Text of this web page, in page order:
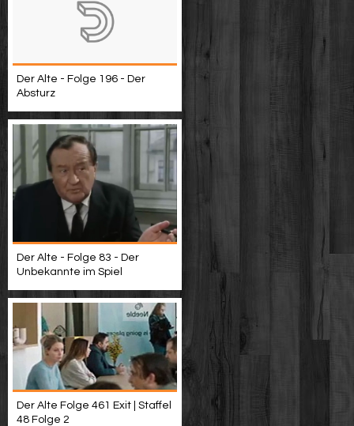
Der Alte - Folge 196 - Der
Absturz
Der Alte - Folge 83 - Der
Unbekannte im Spiel
Der Alte Folge 461 Exit | Staffel
48 Folge 2